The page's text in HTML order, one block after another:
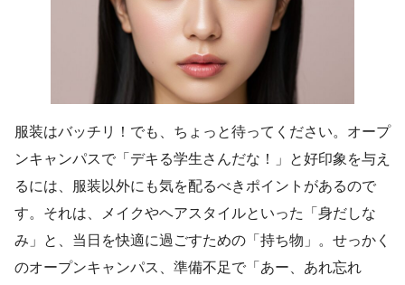
服装はバッチリ！でも、ちょっと待ってください。オープ
ンキャンパスで「デキる学生さんだな！」と好印象を与え
るには、服装以外にも気を配るべきポイントがあるので
す。それは、メイクやヘアスタイルといった「身だしな
み」と、当日を快適に過ごすための「持ち物」。せっかく
のオープンキャンパス、準備不足で「あー、あれ忘れ